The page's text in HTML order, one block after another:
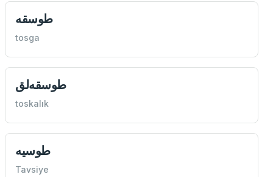
طوسقه
tosga
طوسقه‌لق
toskalık
طوسيه
Tavsiye